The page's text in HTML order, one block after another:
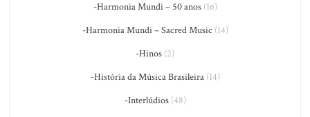
-Harmonia Mundi – 50 anos(16)
-Harmonia Mundi – Sacred Music (14)
-Hinos (2)
-História da Música Brasileira(14)
-Interlúdios(48)